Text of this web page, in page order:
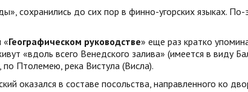
сохранились до сих пор в финно-угорских языках. По-
«Географическом руководстве» еще раз кратко
«вдоль всего Венедского залива» (имеется в виду
Птолемею, река Вистула (Висла).
оказался в составе посольства, направленного ко